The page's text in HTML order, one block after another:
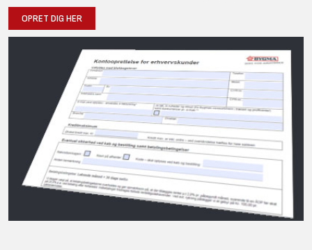
OPRET DIG HER